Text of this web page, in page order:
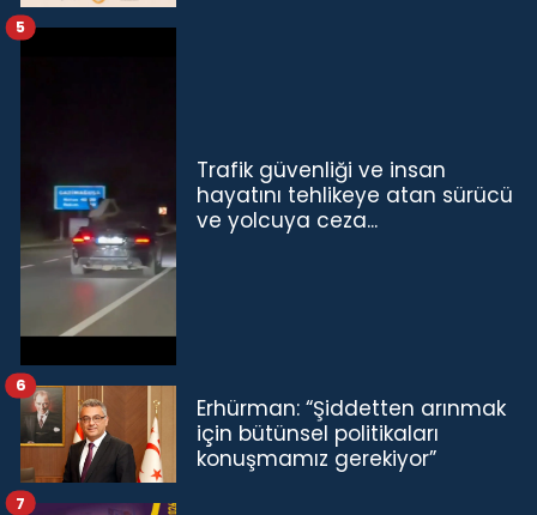
Trafik güvenliği ve insan
hayatını tehlikeye atan sürücü
ve yolcuya ceza...
5
Erhürman: “Şiddetten arınmak
için bütünsel politikaları
konuşmamız gerekiyor”
6
7